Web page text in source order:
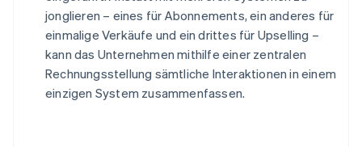
jonglieren – eines für Abonnements, ein anderes für
einmalige Verkäufe und ein drittes für Upselling –
kann das Unternehmen mithilfe einer zentralen
Rechnungsstellung sämtliche Interaktionen in einem
einzigen System zusammenfassen.